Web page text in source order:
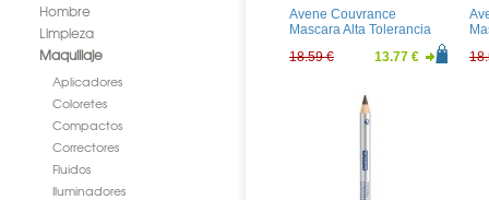
Hombre
Limpieza
Maquillaje
Aplicadores
Coloretes
Compactos
Correctores
Fluidos
Iluminadores
Avene Couvrance
Mascara Alta Tolerancia
18.59 € 13.77 €